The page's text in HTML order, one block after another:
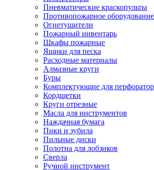
Пневматические краскопульты
Противопожарное оборудование
Огнетушители
Пожарный инвентарь
Шкафы пожарные
Ящики для песка
Расходные материалы
Алмазные круги
Буры
Комплектующие для
Кордщетки
Круги отрезные
Масла для инструментов
Наждачная бумага
Пики и зубила
Пильные диски
Полотна для лобзиков
Сверла
Ручной инструмент